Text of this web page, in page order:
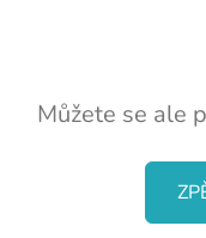
Můžete se ale